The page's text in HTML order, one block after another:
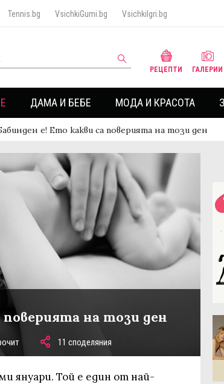
Tennis.bg VsichkiGumi.bg VsichkiIgri.bg
РЕЦЕПТИ ГАЛЕРИИ
ДАМА И БЕБЕ МОДА И КРАСОТА
е! Ето какви са поверията на този ден
поверията на този ден
11 споделяния
януари. Той е един от най-